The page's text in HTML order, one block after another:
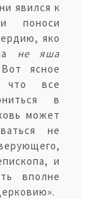
явился к
поноси
яко
не яша
ясное
что все
в
может
не
и
вполне